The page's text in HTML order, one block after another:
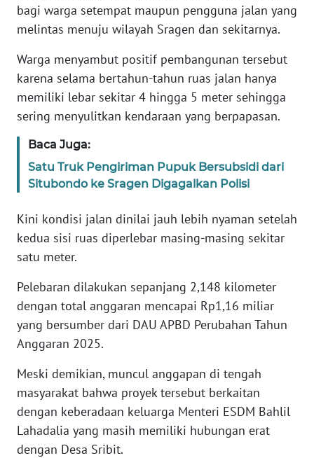
bagi warga setempat maupun pengguna jalan yang
melintas menuju wilayah Sragen dan sekitarnya.
Warga menyambut positif pembangunan tersebut
karena selama bertahun-tahun ruas jalan hanya
memiliki lebar sekitar 4 hingga 5 meter sehingga
sering menyulitkan kendaraan yang berpapasan.
Baca Juga:
Satu Truk Pengiriman Pupuk Bersubsidi dari
Situbondo ke Sragen Digagalkan Polisi
Kini kondisi jalan dinilai jauh lebih nyaman setelah
kedua sisi ruas diperlebar masing-masing sekitar
satu meter.
Pelebaran dilakukan sepanjang 2,148 kilometer
dengan total anggaran mencapai Rp1,16 miliar
yang bersumber dari DAU APBD Perubahan Tahun
Anggaran 2025.
Meski demikian, muncul anggapan di tengah
masyarakat bahwa proyek tersebut berkaitan
dengan keberadaan keluarga Menteri ESDM Bahlil
Lahadalia yang masih memiliki hubungan erat
dengan Desa Sribit.
JAKARTA
JABAR
WN
BANTEN
WN
NTT
KEPRI
WN
PAPUA
BARAT
WN
WN
SERAMBI